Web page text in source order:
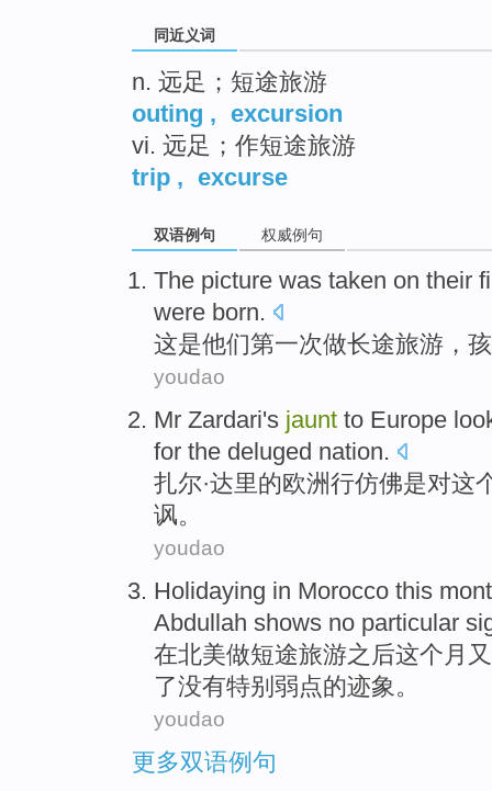
同近义词
n. 远足；短途旅游
outing , excursion
vi. 远足；作短途旅游
trip , excurse
双语例句 权威例句
The picture was taken on their
were born.
这是他们第一次做长途旅游，
youdao
Mr Zardari's jaunt to Europe
for the deluged nation.
扎尔·达里的欧洲行仿佛是对这
讽。
youdao
Holidaying in Morocco this
Abdullah shows no particular
在北美做短途旅游之后这个 月
了没有特别 弱点的迹象 。
youdao
更多双语例句